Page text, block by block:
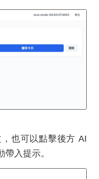
也可以點擊後方 AI
入提示。